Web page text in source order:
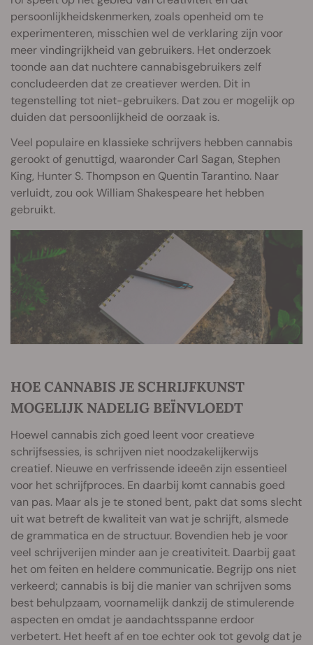
persoonlijkheidskenmerken, zoals openheid om te
experimenteren, misschien wel de verklaring zijn voor
meer vindingrijkheid van gebruikers. Het onderzoek
toonde aan dat nuchtere cannabisgebruikers zelf
concludeerden dat ze creatiever werden. Dit in
tegenstelling tot niet-gebruikers. Dat zou er mogelijk op
duiden dat persoonlijkheid de oorzaak is.
Veel populaire en klassieke schrijvers hebben cannabis
gerookt of genuttigd, waaronder Carl Sagan, Stephen
King, Hunter S. Thompson en Quentin Tarantino. Naar
verluidt, zou ook William Shakespeare het hebben
gebruikt.
HOE CANNABIS JE SCHRIJFKUNST
MOGELIJK NADELIG BEÏNVLOEDT
Hoewel cannabis zich goed leent voor creatieve
schrijfsessies, is schrijven niet noodzakelijkerwijs
creatief. Nieuwe en verfrissende ideeën zijn essentieel
voor het schrijfproces. En daarbij komt cannabis goed
van pas. Maar als je te stoned bent, pakt dat soms slecht
uit wat betreft de kwaliteit van wat je schrijft, alsmede
de grammatica en de structuur. Bovendien heb je voor
veel schrijverijen minder aan je creativiteit. Daarbij gaat
het om feiten en heldere communicatie. Begrijp ons niet
verkeerd; cannabis is bij die manier van schrijven soms
best behulpzaam, voornamelijk dankzij de stimulerende
aspecten en omdat je aandachtsspanne erdoor
verbetert. Het heeft af en toe echter ook tot gevolg dat je